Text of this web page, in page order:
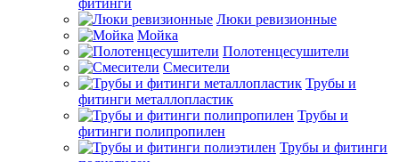
фитинги
Люки ревизионные
Мойка
Полотенцесушители
Смесители
Трубы и
фитинги металлопластик
Трубы и
фитинги полипропилен
Трубы и фитинги